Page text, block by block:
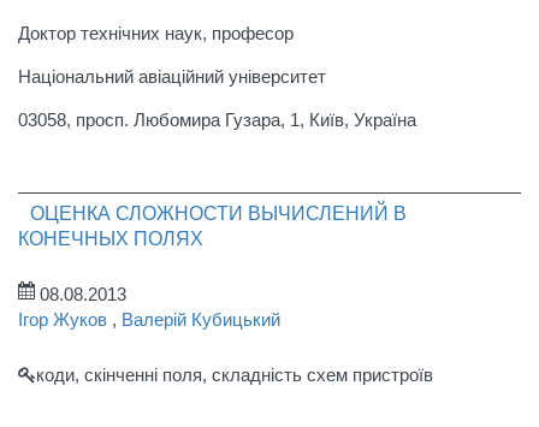
Доктор технічних наук, професор
Національний авіаційний університет
03058, просп. Любомира Гузара, 1, Київ, Україна
ОЦЕНКА СЛОЖНОСТИ ВЫЧИСЛЕНИЙ В
КОНЕЧНЫХ ПОЛЯХ
08.08.2013
Ігор Жуков , Валерій Кубицький
коди, скiнченні поля, складність схем пристроїв